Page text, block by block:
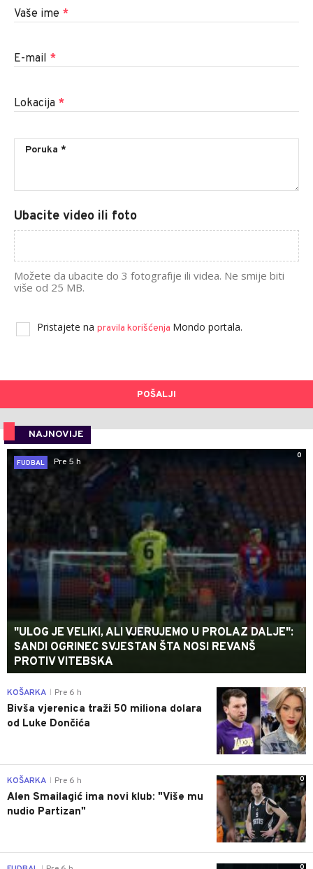
Vaše ime *
E-mail *
Lokacija *
Ubacite video ili foto
Možete da ubacite do 3 fotografije ili videa. Ne smije biti
više od 25 MB.
Pristajete na pravila korišćenja Mondo portala.
POŠALJI
NAJNOVIJE
0
FUDBAL
Pre 5 h
"ULOG JE VELIKI, ALI VJERUJEMO U PROLAZ DALJE":
SANDI OGRINEC SVJESTAN ŠTA NOSI REVANŠ
PROTIV VITEBSKA
0
KOŠARKA Pre 6 h
Bivša vjerenica traži 50 miliona dolara
od Luke Dončića
0
KOŠARKA Pre 6 h
Alen Smailagić ima novi klub: "Više mu
nudio Partizan"